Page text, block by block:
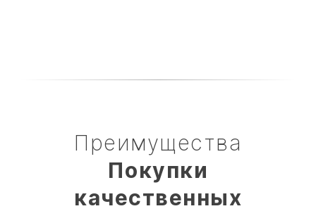
Преимущества
Покупки
качественных